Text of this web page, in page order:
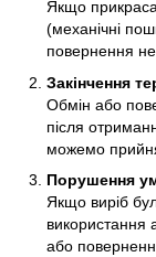
Якщо
(механічні
повернення не
Закінчення
Обмін або
після
можемо
Порушення
Якщо виріб
використання
або